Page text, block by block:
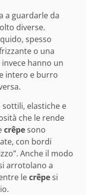
a guardarle da
diverse.
spesso
o una
invece hanno un
intero e burro
elastiche e
che le rende
crêpesono
con bordi
Anche il modo
arrotolano a
lecrêpesi